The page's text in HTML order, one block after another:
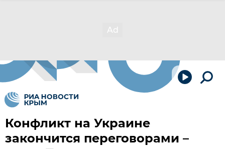
Конфликт на Украине
закончится переговорами –